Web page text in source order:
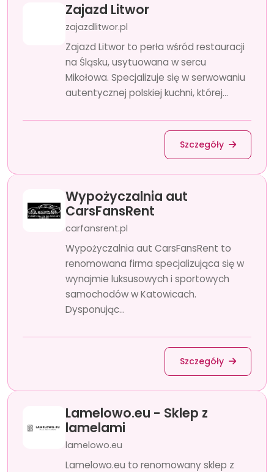
Zajazd Litwor
zajazdlitwor.pl
Zajazd Litwor to perła wśród restauracji
na Śląsku, usytuowana w sercu
Mikołowa. Specjalizuje się w serwowaniu
autentycznej polskiej kuchni, której...
Szczegóły
Wypożyczalnia aut
CarsFansRent
carfansrent.pl
Wypożyczalnia aut CarsFansRent to
renomowana firma specjalizująca się w
wynajmie luksusowych i sportowych
samochodów w Katowicach.
Dysponując...
Szczegóły
Lamelowo.eu - Sklep z
lamelami
lamelowo.eu
Lamelowo.eu to renomowany sklep z